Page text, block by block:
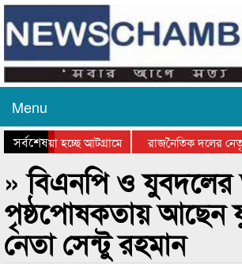
Menu
সর্বশেষ
যাওয়া হচ্ছে আটগ্রামে
রাজনৈতিক দলের
পুরস্কার বিতরণ সম্পন্ন
» বিএনপি ও
পৃষ্ঠপোষকতায় আছেন
নেতা সেন্টু রহমান